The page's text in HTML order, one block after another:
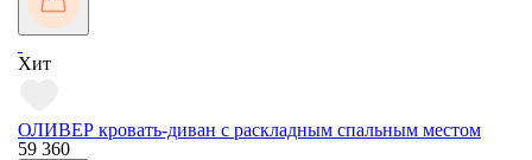
Хит
ОЛИВЕР кровать-диван с раскладным спальным местом
59 360